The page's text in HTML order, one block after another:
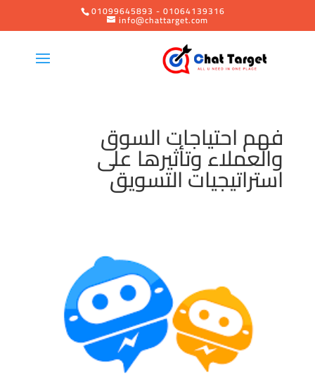
01099645893 - 01064139316
info@chattarget.com
فهم احتياجات السوق
والعملاء وتأثيرها على
استراتيجيات التسويق